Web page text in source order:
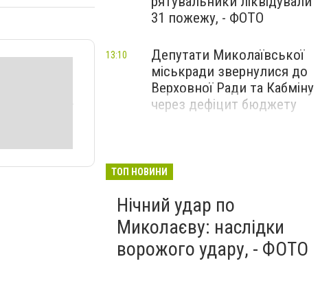
31 пожежу, - ФОТО
Депутати Миколаївської
міськради звернулися до
Верховної Ради та Кабміну
через дефіцит бюджету
13:10
ТОП НОВИНИ
Нічний удар по
Миколаєву: наслідки
ворожого удару, - ФОТО